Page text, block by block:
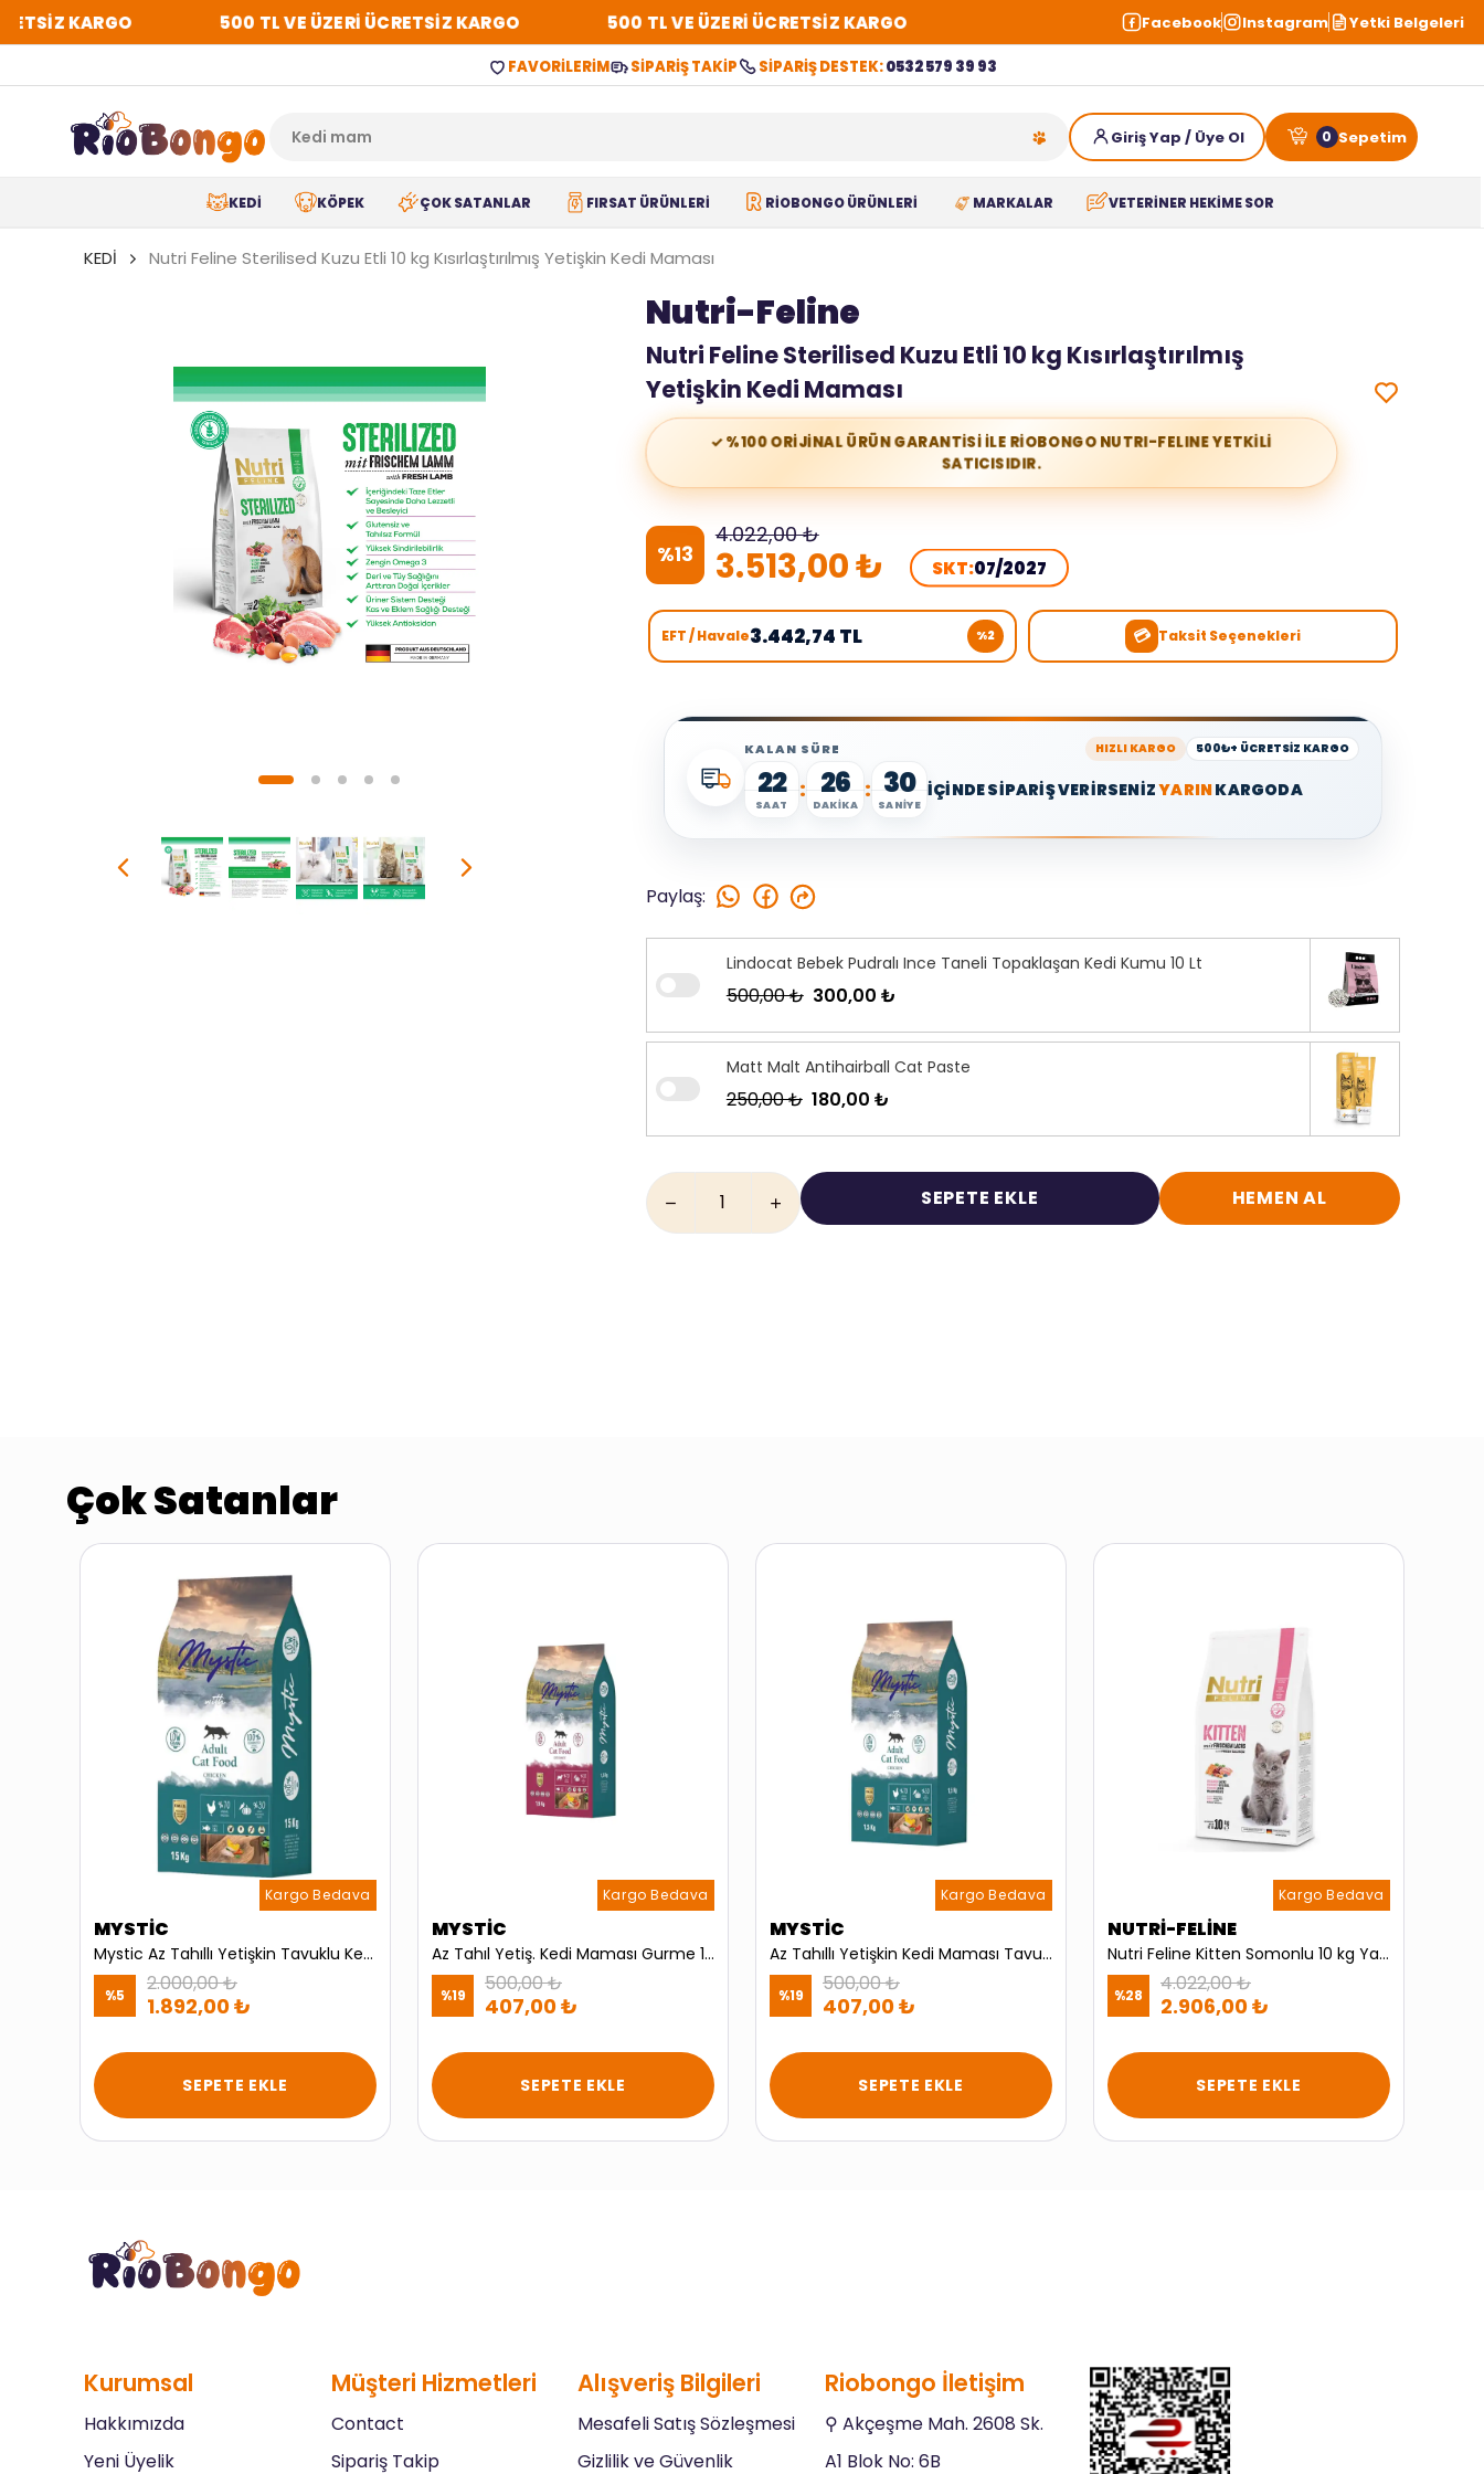
KARGO 500 TL VE ÜZERİ ÜCRETSİZ KARGO 500 TL VE ÜZERİ ÜCRETSİZ KARGO Facebook Instagram Yetki Belgeleri
FAVORİLERİM SİPARİŞ TAKİP SİPARİŞ DESTEK:0532 579 39 93
KEDİ KÖPEK ÇOK SATANLAR FIRSAT ÜRÜNLERİ RİOBONGO ÜRÜNLERİ MARKALAR VETERİNER HEKİME SOR
0
KEDİ Nutri Feline Sterilised Kuzu Etli 10 kg Kısırlaştırılmış Yetişkin Kedi Maması
Nutri-Feline
Nutri Feline Sterilised Kuzu Etli 10 kg Kısırlaştırılmış
Yetişkin Kedi Maması
✓ %100 ORİJİNAL ÜRÜN GARANTİSİ İLE RİOBONGO NUTRI-FELINE YETKİLİ
SATICISIDIR.
%13
4.022,00 ₺
3.513,00 ₺ SKT:07/2027
EFT / Havale3.442,74 TL %2 💳 Taksit Seçenekleri
KALAN SÜRE HIZLI KARGO 500₺+ ÜCRETSİZ KARGO
22
SAAT
: 26
DAKİKA
: 29
SANİYE
İÇİNDE SİPARİŞ VERİRSENİZYARINKARGODA
Paylaş:
Lindocat Bebek Pudralı Ince Taneli Topaklaşan Kedi Kumu 10 Lt
500,00 ₺ 300,00 ₺
Matt Malt Antihairball Cat Paste
250,00 ₺ 180,00 ₺
SEPETE EKLE HEMEN AL
Çok Satanlar
Kargo Bedava
MYSTİC
Mystic Az Tahıllı Yetişkin Tavuklu Kedi Maması 15 Kg
%5 2.000,00 ₺
1.892,00 ₺
SEPETE EKLE
Kargo Bedava
MYSTİC
Az Tahıl Yetiş. Kedi Maması Gurme 1,5 Kg
%19 500,00 ₺
407,00 ₺
SEPETE EKLE
Kargo Bedava
MYSTİC
Az Tahıllı Yetişkin Kedi Maması Tavuklu 1,5 Kg
%19 500,00 ₺
407,00 ₺
SEPETE EKLE
Kargo Bedava
NUTRİ-FELİNE
Nutri Feline Kitten Somonlu 10 kg Yavru Kedi Maması
%28 4.022,00 ₺
2.906,00 ₺
SEPETE EKLE
Kurumsal
Hakkımızda
Yeni Üyelik
Müşteri Hizmetleri
Contact
Sipariş Takip
Alışveriş Bilgileri
Mesafeli Satış Sözleşmesi
Gizlilik ve Güvenlik
Riobongo İletişim
⚲ Akçeşme Mah. 2608 Sk.
A1 Blok No: 6B